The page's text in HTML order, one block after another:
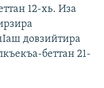
12-хь. Иза
довзийтира
беттан 21-